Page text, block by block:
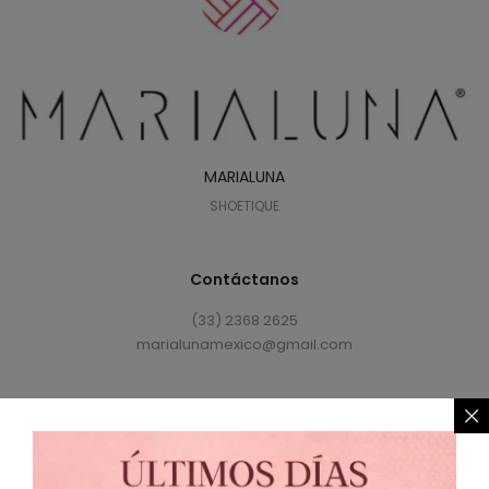
MARIALUNA
SHOETIQUE
Contáctanos
(33) 2368 2625
marialunamexico@gmail.com